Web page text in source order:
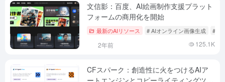
文信影：百度、AI絵画制作支援プラット
フォームの商用化を開始
最新のAIリソース # AIオンライン画像生成 # AI
2年前 125.1K
CFスパーク：創造性に火をつけるAIア
ートエンジンとコピーライティングツー